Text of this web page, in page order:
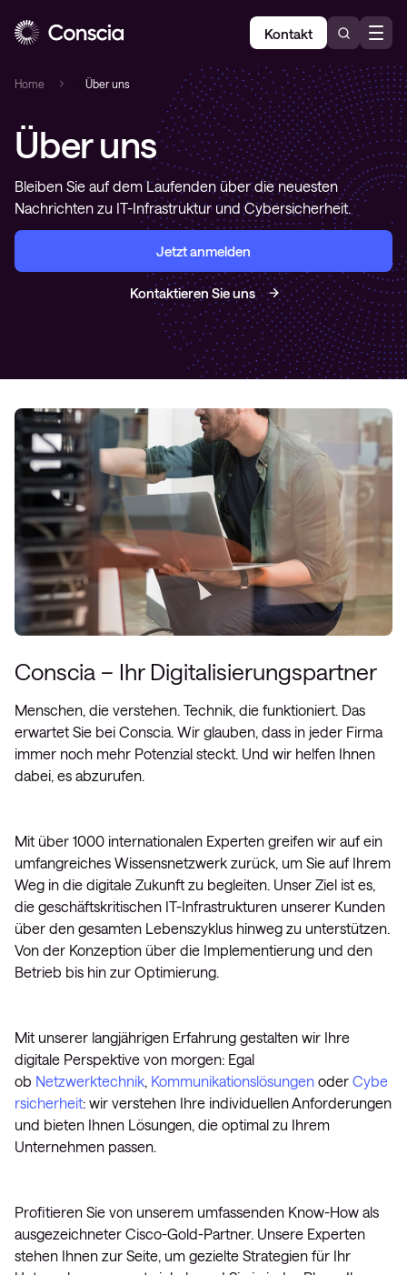
Kontakt
Home Über uns
Über uns
Bleiben Sie auf dem Laufenden über die neuesten
Nachrichten zu IT-Infrastruktur und Cybersicherheit.
Jetzt anmelden
Kontaktieren Sie uns
Conscia – Ihr Digitalisierungspartner
Menschen, die verstehen. Technik, die funktioniert. Das
erwartet Sie bei Conscia. Wir glauben, dass in jeder Firma
immer noch mehr Potenzial steckt. Und wir helfen Ihnen
dabei, es abzurufen.
Mit über 1000 internationalen Experten greifen wir auf ein
umfangreiches Wissensnetzwerk zurück, um Sie auf Ihrem
Weg in die digitale Zukunft zu begleiten. Unser Ziel ist es,
die geschäftskritischen IT-Infrastrukturen unserer Kunden
über den gesamten Lebenszyklus hinweg zu unterstützen.
Von der Konzeption über die Implementierung und den
Betrieb bis hin zur Optimierung.
Mit unserer langjährigen Erfahrung gestalten wir Ihre
digitale Perspektive von morgen: Egal
ob Netzwerktechnik, Kommunikationslösungen oder Cybe
rsicherheit: wir verstehen Ihre individuellen Anforderungen
und bieten Ihnen Lösungen, die optimal zu Ihrem
Unternehmen passen.
Profitieren Sie von unserem umfassenden Know-How als
ausgezeichneter Cisco-Gold-Partner. Unsere Experten
stehen Ihnen zur Seite, um gezielte Strategien für Ihr